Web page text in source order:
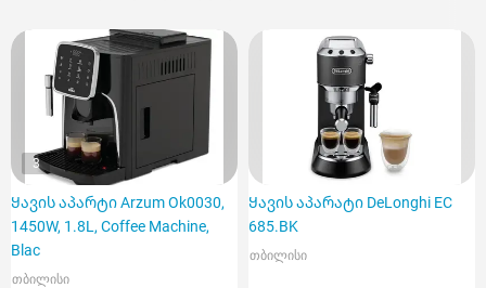
3
Ყავის აპარტი Arzum Ok0030,
1450W, 1.8L, Coffee Machine,
Blac
თბილისი
Ყავის აპარატი DeLonghi EC
685.BK
თბილისი